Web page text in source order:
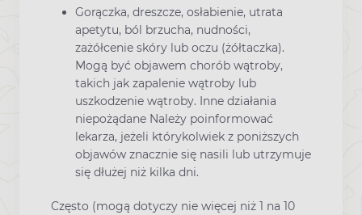
Gorączka, dreszcze, osłabienie, utrata
apetytu, ból brzucha, nudności,
zażółcenie skóry lub oczu (żółtaczka).
Mogą być objawem chorób wątroby,
takich jak zapalenie wątroby lub
uszkodzenie wątroby. Inne działania
niepożądane Należy poinformować
lekarza, jeżeli którykolwiek z poniższych
objawów znacznie się nasili lub utrzymuje
się dłużej niż kilka dni.
Często (mogą dotyczy nie więcej niż 1 na 10